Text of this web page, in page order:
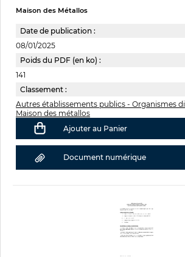
Maison des Métallos
Date de publication :
08/01/2025
Poids du PDF (en ko) :
141
Classement :
Autres établissements publics - Organismes
Maison des métallos
Ajouter au Panier
Document numérique